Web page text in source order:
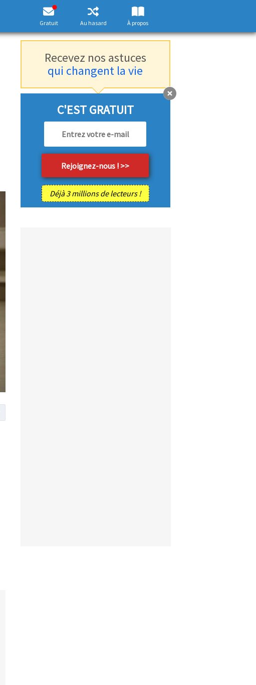
Gratuit Au hasard À propos
Recevez nos astuces
qui changent la vie
C'EST GRATUIT
Déjà 3 millions de lecteurs !